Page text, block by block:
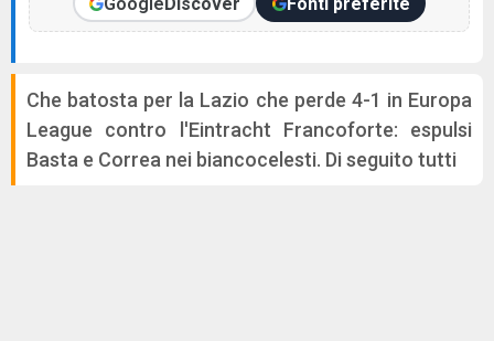
Che batosta per la Lazio che perde 4-1 in Europa
League contro l'Eintracht Francoforte: espulsi
Basta e Correa nei biancocelesti. Di seguito tutti